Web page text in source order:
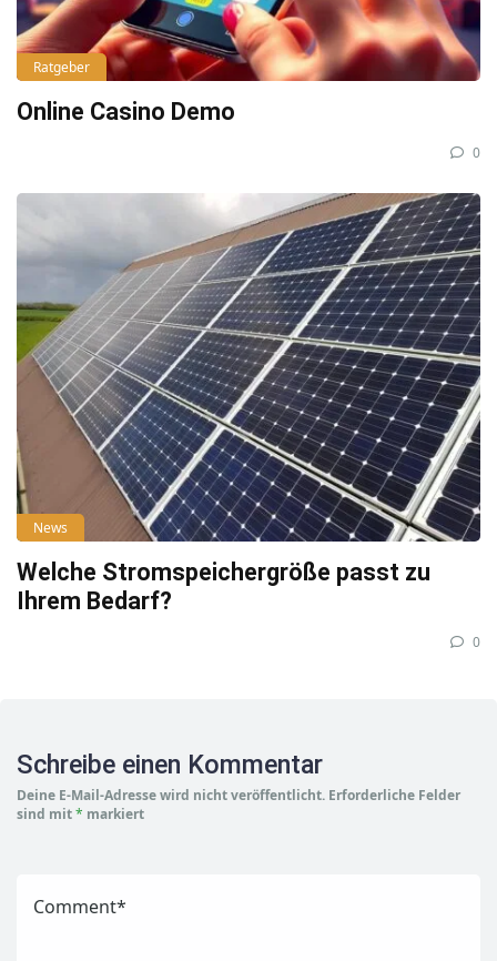
Ratgeber
Online Casino Demo
0
News
Welche Stromspeichergröße passt zu
Ihrem Bedarf?
0
Schreibe einen Kommentar
Deine E-Mail-Adresse wird nicht veröffentlicht. Erforderliche Felder
sind mit* markiert